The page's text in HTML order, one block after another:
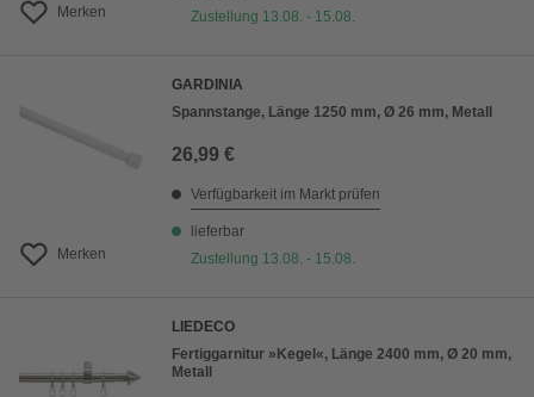
Merken
Zustellung 13.08. - 15.08.
Merken
GARDINIA
Spannstange, Länge 1250 mm, Ø 26 mm, Metall
26,99 €
Verfügbarkeit im Markt prüfen
lieferbar
Zustellung 13.08. - 15.08.
LIEDECO
Fertiggarnitur »Kegel«, Länge 2400 mm, Ø 20 mm,
Metall